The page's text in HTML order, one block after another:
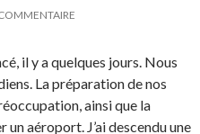
il y a quelques jours. Nous
La préparation de nos
ainsi que la
aéroport. J’ai descendu une